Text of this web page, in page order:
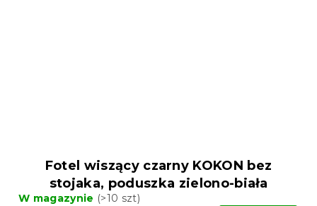
Fotel wiszący czarny KOKON bez
stojaka, poduszka zielono-biała
W magazynie (>10 szt)